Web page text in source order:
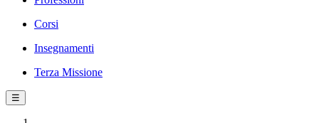
Corsi
Insegnamenti
Terza Missione
☰